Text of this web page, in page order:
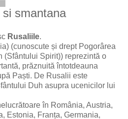
smantana
Rusaliile.
(cunoscute și drept Pogorârea
(Sfântului Spirit)) reprezintă o
prăznuită întotdeauna
Paști. De Rusalii este
Duh asupra ucenicilor lui
în România, Austria,
Estonia, Franța, Germania,